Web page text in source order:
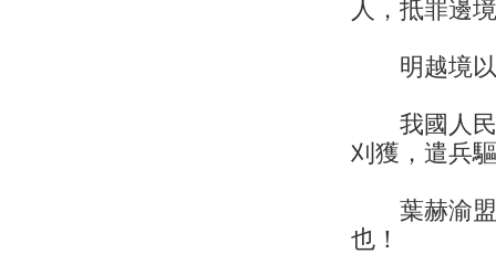
人，抵罪邊
明越境以
我國人民
刈獲，遣兵
葉赫渝盟
也！